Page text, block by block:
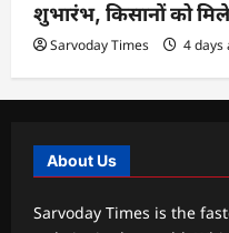
शुभारंभ, किसानों को
Sarvoday Times 4 days
About Us
Sarvoday Times is the